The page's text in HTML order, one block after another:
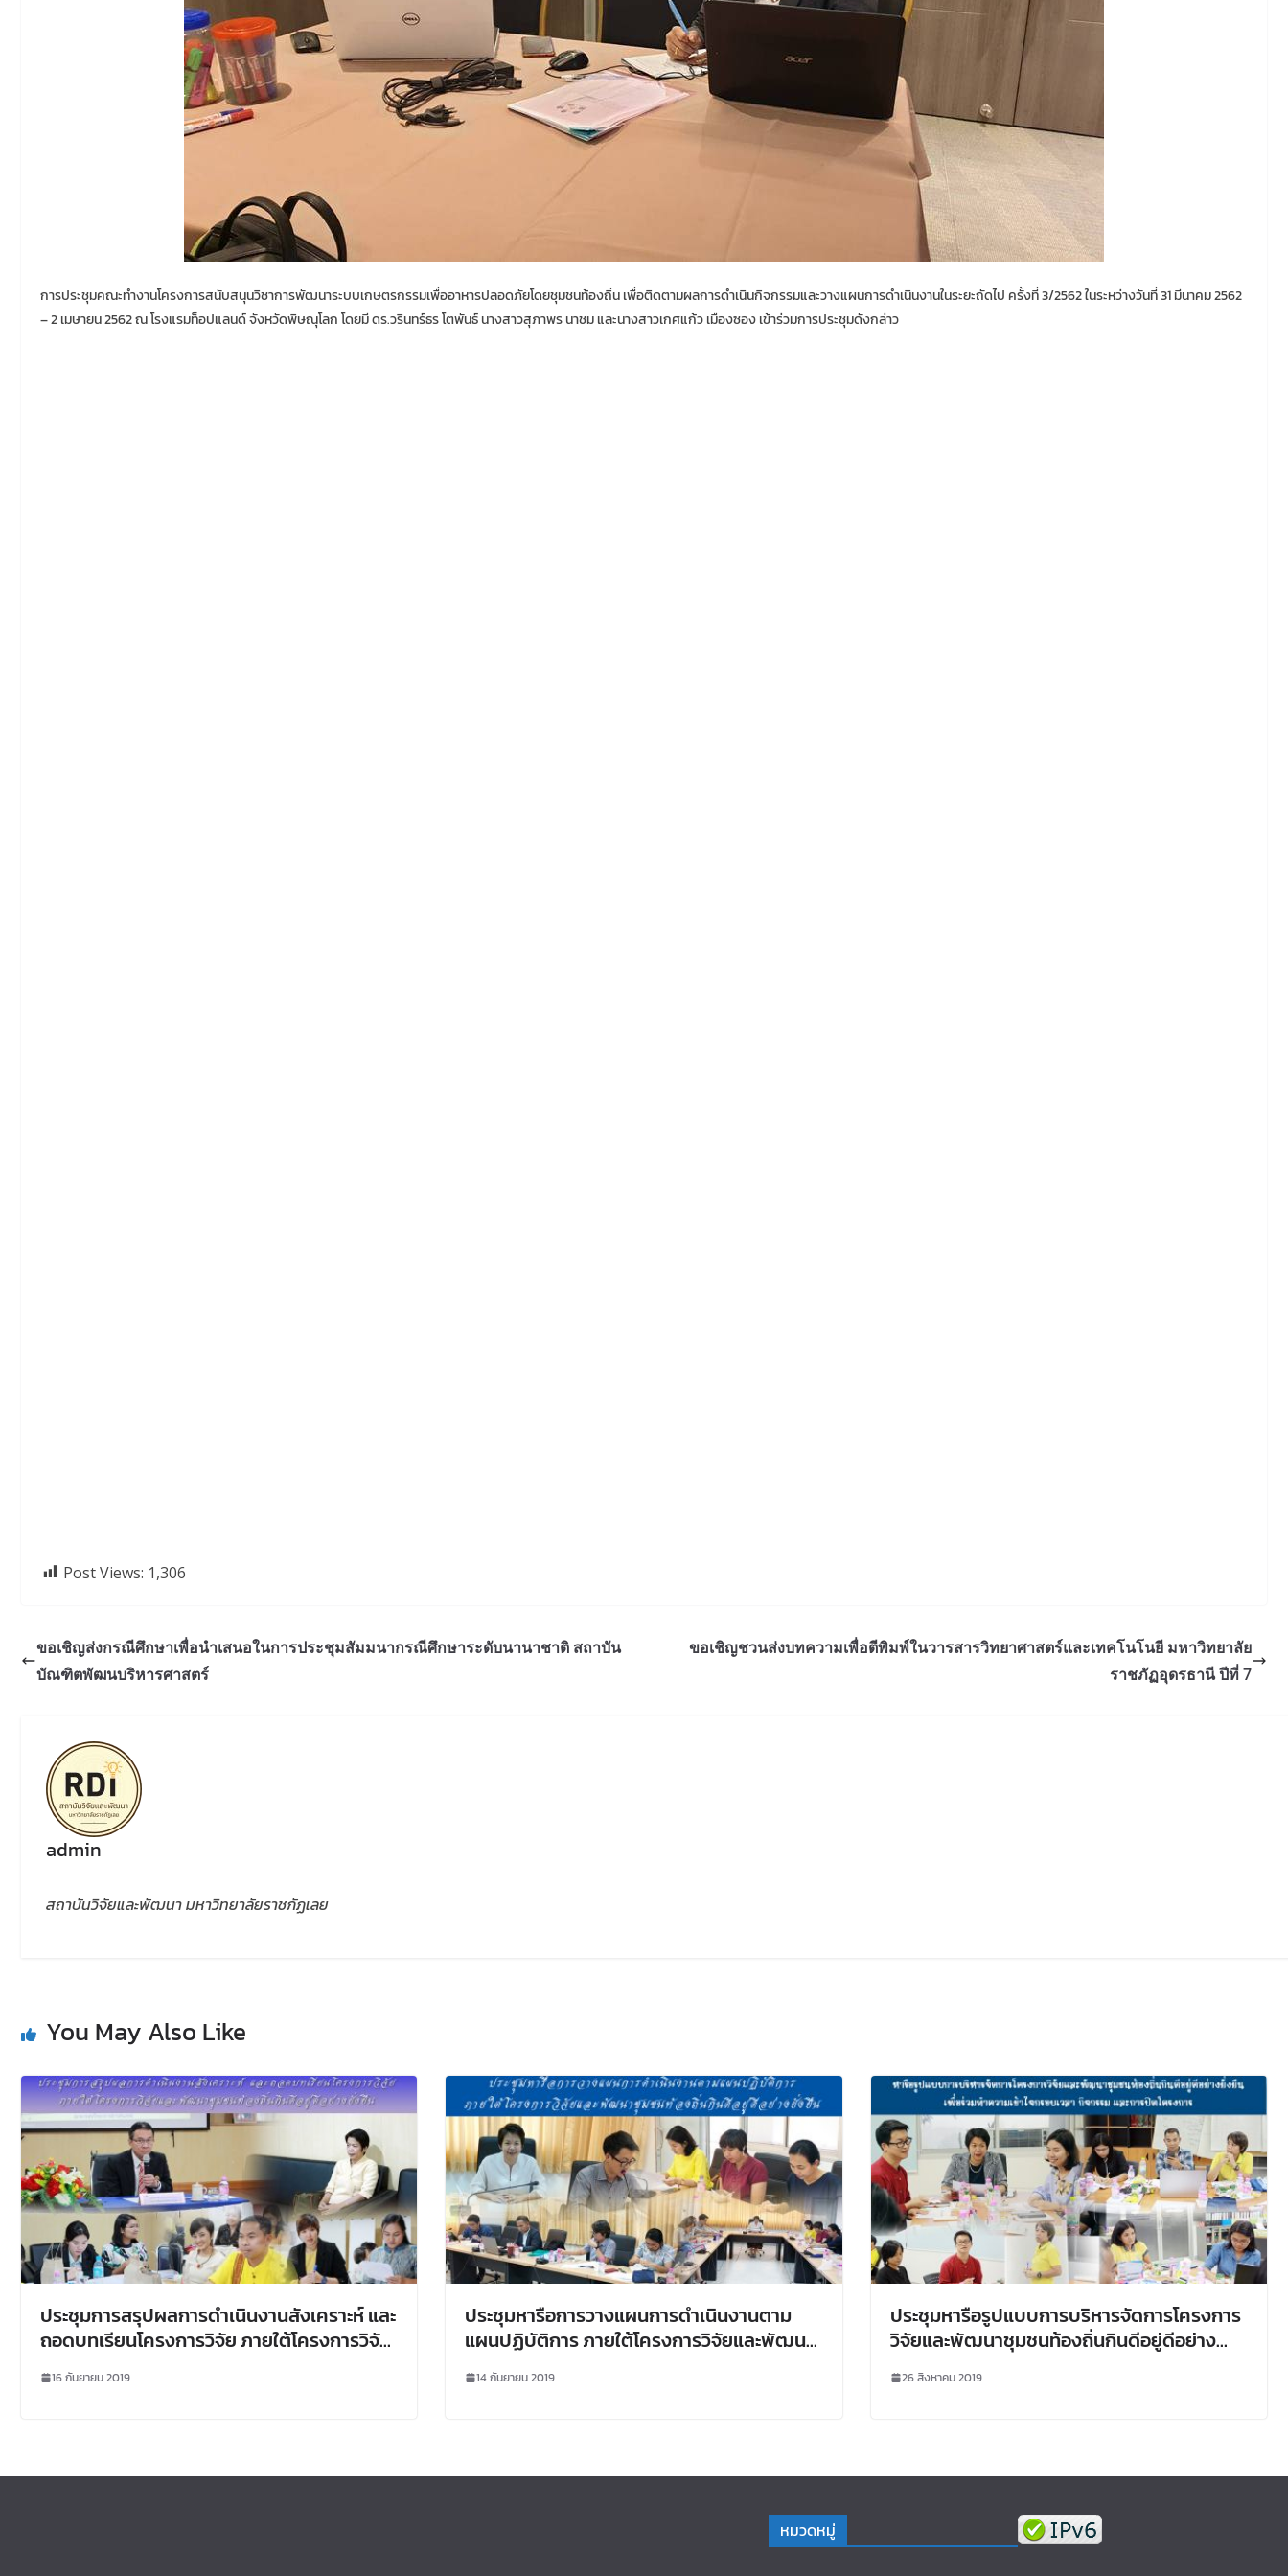
การประชุมคณะทำงานโครงการสนับสนุนวิชาการพัฒนาระบบเกษตรกรรมเพื่ออาหารปลอดภัยโดยชุมชนท้องถิ่น เพื่อติดตามผลการดำเนินกิจกรรมและวางแผนการดำเนินงานในระยะถัดไป ครั้งที่ 3/2562 ในระหว่างวันที่ 31 มีนาคม 2562
– 2 เมษายน 2562 ณ โรงแรมท็อปแลนด์ จังหวัดพิษณุโลก โดยมี ดร.วรินทร์ธร โตพันธ์ นางสาวสุภาพร นาชม และนางสาวเกศแก้ว เมืองซอง เข้าร่วมการประชุมดังกล่าว
Post Views: 1,306
ขอเชิญส่งกรณีศึกษาเพื่อนำเสนอในการประชุมสัมมนากรณีศึกษาระดับนานาชาติ สถาบัน
บัณฑิตพัฒนบริหารศาสตร์
ขอเชิญชวนส่งบทความเพื่อตีพิมพ์ในวารสารวิทยาศาสตร์และเทคโนโนยี มหาวิทยาลัย
ราชภัฏอุดรธานี ปีที่ 7
admin
สถาบันวิจัยและพัฒนา มหาวิทยาลัยราชภัฏเลย
You May Also Like
ประชุมการสรุปผลการดำเนินงานสังเคราะห์ และ
ถอดบทเรียนโครงการวิจัย ภายใต้โครงการวิจัย
และพัฒนาชุมชนท้องถิ่นกินดีอยู่ดีอย่างยั่งยืน
16 กันยายน 2019
ประชุมหารือการวางแผนการดำเนินงานตาม
แผนปฏิบัติการ ภายใต้โครงการวิจัยและพัฒนา
ชุมชนท้องถิ่นกินดีอยู่ดีอย่างยั่งยืน
14 กันยายน 2019
ประชุมหารือรูปแบบการบริหารจัดการโครงการ
วิจัยและพัฒนาชุมชนท้องถิ่นกินดีอยู่ดีอย่าง
กิจกรรม และการปิดโครงการ
26 สิงหาคม 2019
หมวดหมู่